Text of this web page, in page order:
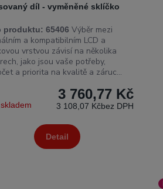
díl - vyměněné sklíčko
produktu: 65406 Výběr mezi
a kompatibilním LCD a
vrstvou závisí na několika
jako jsou vaše potřeby,
a priorita na kvalitě a záruc...
3 760,77 Kč
3 108,07 Kčbez DPH
Detail